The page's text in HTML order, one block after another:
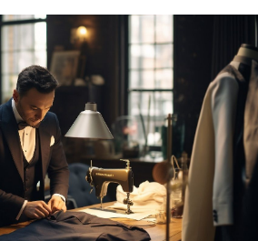
подчеркнут вашу
в удобном
Telegram